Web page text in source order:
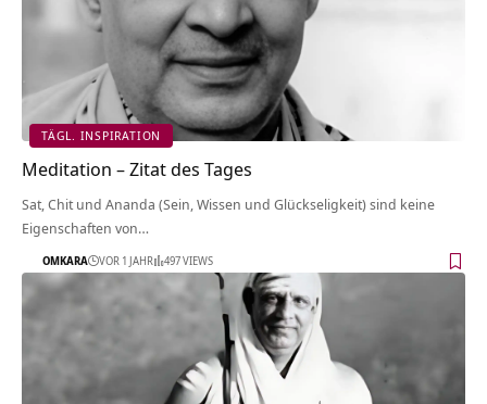
TÄGL. INSPIRATION
Meditation – Zitat des Tages
Sat, Chit und Ananda (Sein, Wissen und Glückseligkeit) sind keine
Eigenschaften von…
OMKARA VOR 1 JAHR 497 VIEWS